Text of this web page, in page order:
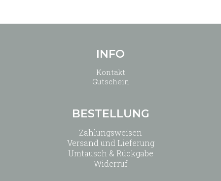
INFO
Kontakt
Gutschein
BESTELLUNG
Zahlungsweisen
Versand und Lieferung
Umtausch & Rückgabe
Widerruf